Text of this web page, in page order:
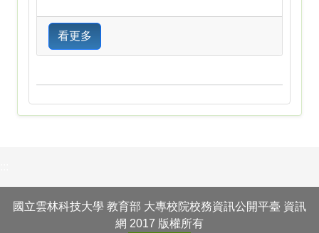
看更多
國立雲林科技大學 教育部 大專校院校務資訊公開平臺 資訊
網 2017 版權所有